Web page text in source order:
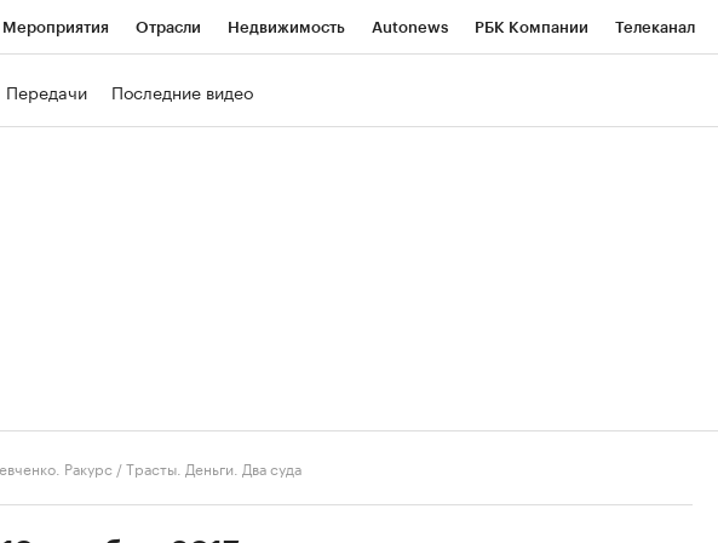
Мероприятия Отрасли Недвижимость Autonews РБК Компании Телеканал
Передачи Последние видео
Ракурс /Трасты. Деньги. Два суда